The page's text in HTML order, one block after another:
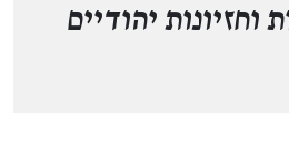
וחזיונות יהודיים